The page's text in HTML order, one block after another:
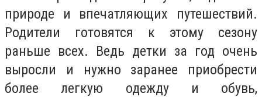
природе и впечатляющих путешествий.
Родители готовятся к этому сезону
раньше всех. Ведь детки за год очень
выросли и нужно заранее приобрести
более легкую одежду и обувь,